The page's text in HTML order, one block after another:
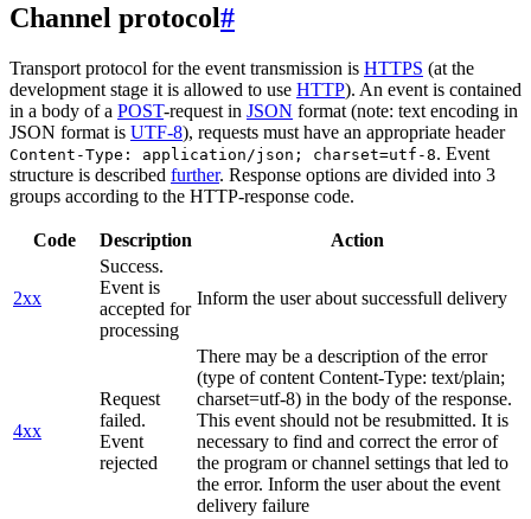
Channel protocol#
Transport protocol for the event transmission is HTTPS (at the
development stage it is allowed to use HTTP). An event is contained
in a body of a POST-request in JSON format (note: text encoding in
JSON format is UTF-8), requests must have an appropriate header
Content-Type: application/json; charset=utf-8. Event
structure is described further. Response options are divided into 3
groups according to the HTTP-response code.
Code Description Action
2xx
Success.
Event is
accepted for
processing
Inform the user about successfull delivery
4xx
Request
failed.
Event
rejected
There may be a description of the error
(type of content Content-Type: text/plain;
charset=utf-8) in the body of the response.
This event should not be resubmitted. It is
necessary to find and correct the error of
the program or channel settings that led to
the error. Inform the user about the event
delivery failure